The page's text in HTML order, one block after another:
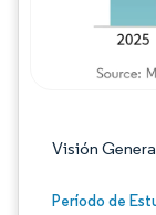
Visión
Período de